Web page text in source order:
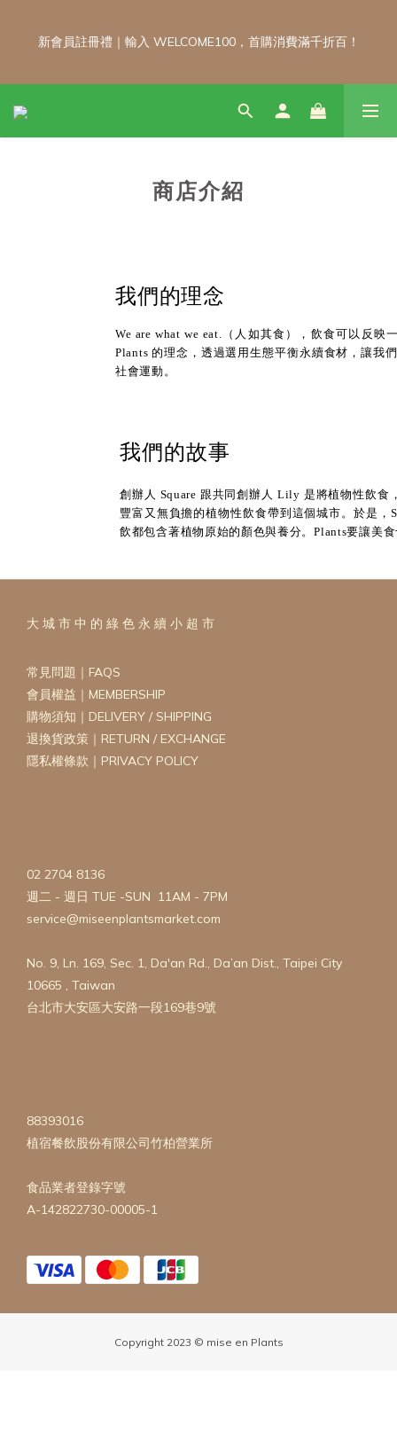
新會員註冊禮｜輸入 WELCOME100，首購消費滿千折百！
新會員註冊禮｜輸入 WELCOME100，首購消費滿千折百！
\ 免運門檻調整公告 / 6月1日起，常溫商品消費滿2,000免運！低溫
商品消費滿3,000免運！（僅限本島）
每月 8 號會員日｜小超市自製商品不限金額享 9 折優惠！！把握
新會員註冊禮｜輸入 WELCOME100，首購消費滿千折百！
商店介紹
我們的理念
We are what we eat.（人如其食），飲食可以反
Plants 的理念，透過選用生態平衡永續食材，讓我
社會運動。
我們的故事
創辦人 Square 跟共同創辦人 Lily 是將植物性飲
豐富又無負擔的植物性飲食帶到這個城市。於是
飲都包含著植物原始的顏色與養分。Plants要讓美
大 城 市 中 的 綠 色 永 續 小 超 市
常見問題｜FAQS
會員權益｜MEMBERSHIP
購物須知｜DELIVERY / SHIPPING
退換貨政策｜RETURN / EXCHANGE
隱私權條款｜PRIVACY POLICY
02 2704 8136
週二 - 週日 TUE -SUN 11AM - 7PM
service@miseenplantsmarket.com
No. 9, Ln. 169, Sec. 1, Da'an Rd., Da’an Dist., Taipei City
10665 , Taiwan
台北市大安區大安路一段169巷9號
88393016
植宿餐飲股份有限公司竹柏營業所
食品業者登錄字號
A-142822730-00005-1
Copyright 2023 © mise en Plants